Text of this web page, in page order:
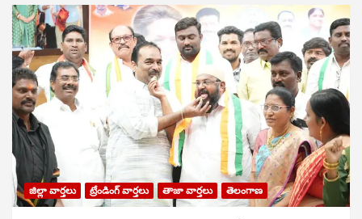
జిల్లా వార్తలు ట్రేండింగ్ వార్తలు తాజా వార్తలు తెలంగాణ